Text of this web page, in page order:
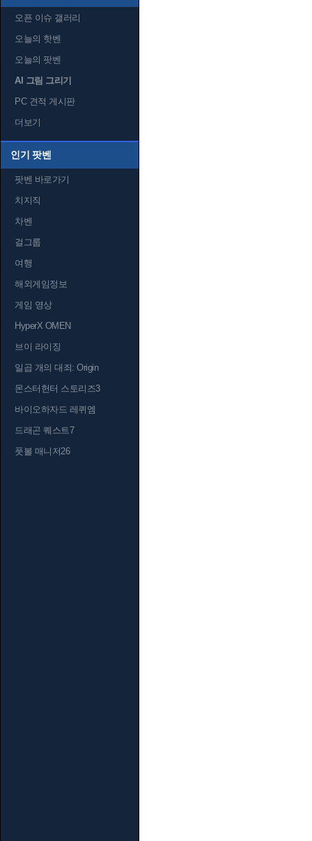
오픈 이슈 갤러리
오늘의 핫벤
오늘의 팟벤
AI 그림 그리기
PC 견적 게시판
더보기
인기 팟벤
팟벤 바로가기
치지직
차벤
걸그룹
여행
해외게임정보
게임 영상
HyperX OMEN
브이 라이징
일곱 개의 대죄: Origin
몬스터헌터 스토리즈3
바이오하자드 레퀴엠
드래곤 퀘스트7
풋볼 매니저26